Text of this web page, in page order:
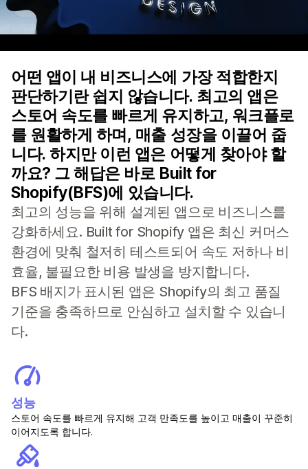
어떤 앱이 내 비즈니스에 가장 적합한지
판단하기란 쉽지 않습니다. 최고의 앱은
스토어 속도를 빠르게 유지하고, 워크플로
를 원활하게 하며, 매출 성장을 이끌어 줍
니다. 하지만 이런 앱은 어떻게 찾아야 할
까요? 그 해답은 바로 Built for
Shopify(BFS)에 있습니다.
최고의 성능을 위해 설계된 앱으로 비즈니스를
강화하세요. Built for Shopify 앱은 최신 커머스
환경에 맞춰 철저히 테스트되어 속도 저하나 비
효율, 불필요한 비용 발생을 방지합니다.
BFS 배지가 표시된 앱은 Shopify의 최고 품질
기준을 충족하므로 안심하고 설치할 수 있습니
다.
성능
스토어 속도를 빠르게 유지해 고객 만족도를 높이고 매출이 꾸준히
이어지도록 합니다.